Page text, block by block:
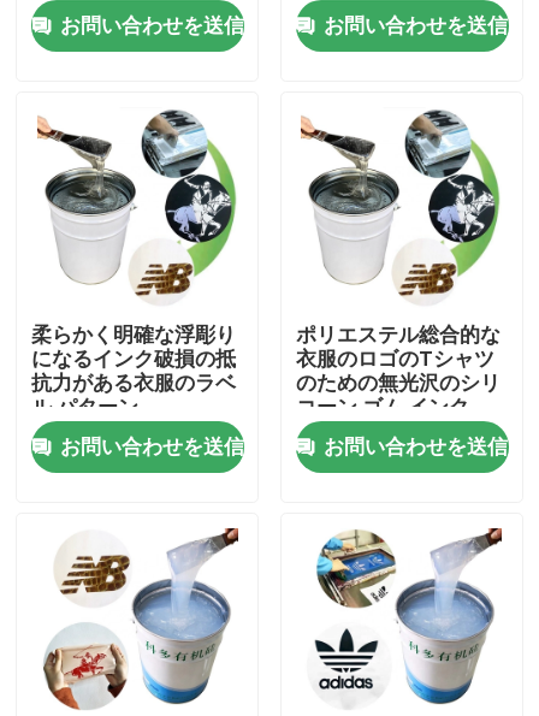
ホーム
接触
製品
シリコーン ゴム インク
シリコーン インクを印刷するスクリーン
浮彫りになるシリコーン インク
液体の形成のシリコーン
ソックスのシリコーン
熱伝達の印刷インキ
お問い合わせを送信
お問い合わせを送信
柔らかく明確な浮彫り
になるインク破損の抵
抗力がある衣服のラベ
ル パターン
お問い合わせを送信
ポリエステル総合的な
衣服のロゴのTシャツ
のための無光沢のシリ
コーン ゴム インク
お問い合わせを送信